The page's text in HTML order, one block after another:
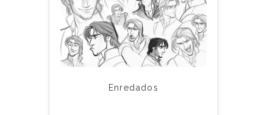
Enredados